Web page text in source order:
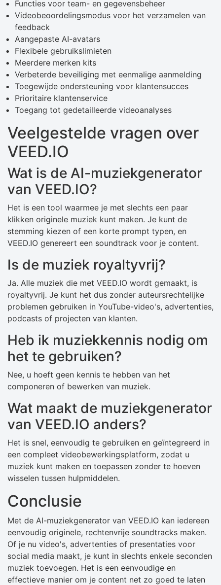
Functies voor team- en gegevensbeheer
Videobeoordelingsmodus voor het verzamelen van
feedback
Aangepaste AI-avatars
Flexibele gebruikslimieten
Meerdere merken kits
Verbeterde beveiliging met eenmalige aanmelding
Toegewijde ondersteuning voor klantensucces
Prioritaire klantenservice
Toegang tot gedetailleerde videoanalyses
Veelgestelde vragen over
VEED.IO
Wat is de AI-muziekgenerator
van VEED.IO?
Het is een tool waarmee je met slechts een paar
klikken originele muziek kunt maken. Je kunt de
stemming kiezen of een korte prompt typen, en
VEED.IO genereert een soundtrack voor je content.
Is de muziek royaltyvrij?
Ja. Alle muziek die met VEED.IO wordt gemaakt, is
royaltyvrij. Je kunt het dus zonder auteursrechtelijke
problemen gebruiken in YouTube-video's, advertenties,
podcasts of projecten van klanten.
Heb ik muziekkennis nodig om
het te gebruiken?
Nee, u hoeft geen kennis te hebben van het
componeren of bewerken van muziek.
Wat maakt de muziekgenerator
van VEED.IO anders?
Het is snel, eenvoudig te gebruiken en geïntegreerd in
een compleet videobewerkingsplatform, zodat u
muziek kunt maken en toepassen zonder te hoeven
wisselen tussen hulpmiddelen.
Conclusie
Met de AI-muziekgenerator van VEED.IO kan iedereen
eenvoudig originele, rechtenvrije soundtracks maken.
Of je nu video's, advertenties of presentaties voor
social media maakt, je kunt in slechts enkele seconden
muziek toevoegen. Het is een eenvoudige en
effectieve manier om je content net zo goed te laten